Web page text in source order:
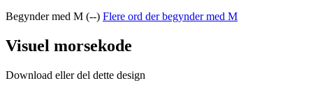
Begynder med M (--) Flere ord der begynder med M
Visuel morsekode
Download eller del dette design